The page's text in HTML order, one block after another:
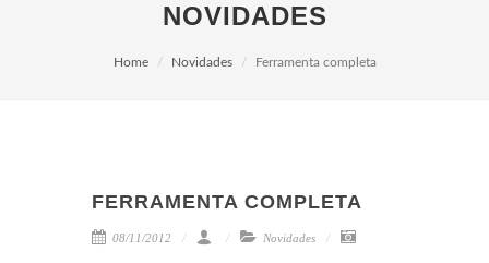
NOVIDADES
Home Novidades Ferramenta completa
FERRAMENTA COMPLETA
08/11/2012 Novidades